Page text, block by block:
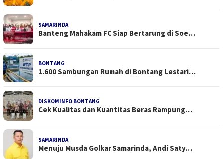
SAMARINDA
Banteng Mahakam FC Siap Bertarung di Soe…
BONTANG
1.600 Sambungan Rumah di Bontang Lestari…
DISKOMINFO BONTANG
Cek Kualitas dan Kuantitas Beras Rampung…
SAMARINDA
Menuju Musda Golkar Samarinda, Andi Saty…